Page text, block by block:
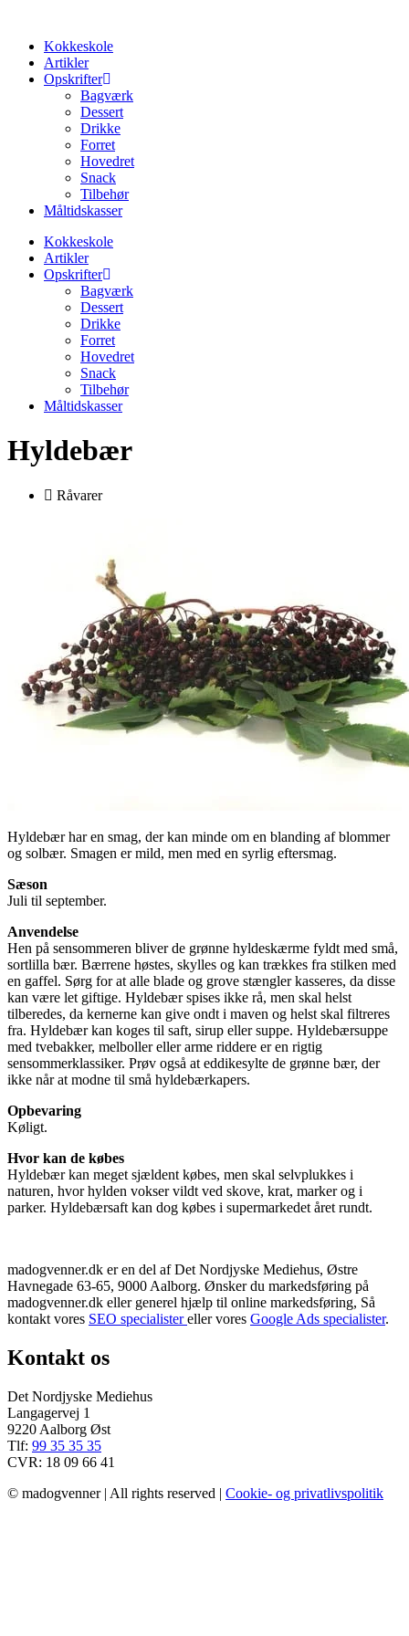
indholdKokkeskole
Artikler
Opskrifter
Bagværk
Dessert
Drikke
Forret
Hovedret
Snack
Tilbehør
Måltidskasser
Kokkeskole
Artikler
Opskrifter
Bagværk
Dessert
Drikke
Forret
Hovedret
Snack
Tilbehør
Måltidskasser
Hyldebær
Råvarer
Hyldebær har en smag, der kan minde om en blanding af blommer
og solbær. Smagen er mild, men med en syrlig eftersmag.
Sæson
Juli til september.
Anvendelse
Hen på sensommeren bliver de grønne hyldeskærme fyldt med små,
sortlilla bær. Bærrene høstes, skylles og kan trækkes fra stilken med
en gaffel. Sørg for at alle blade og grove stængler kasseres, da disse
kan være let giftige. Hyldebær spises ikke rå, men skal helst
tilberedes, da kernerne kan give ondt i maven og helst skal filtreres
fra. Hyldebær kan koges til saft, sirup eller suppe. Hyldebærsuppe
med tvebakker, melboller eller arme riddere er en rigtig
sensommerklassiker. Prøv også at eddikesylte de grønne bær, der
ikke når at modne til små hyldebærkapers.
Opbevaring
Køligt.
Hvor kan de købes
Hyldebær kan meget sjældent købes, men skal selvplukkes i
naturen, hvor hylden vokser vildt ved skove, krat, marker og i
parker. Hyldebærsaft kan dog købes i supermarkedet året rundt.
madogvenner.dk er en del af Det Nordjyske Mediehus, Østre
Havnegade 63-65, 9000 Aalborg. Ønsker du markedsføring på
madogvenner.dk eller generel hjælp til online markedsføring, Så
kontakt vores SEO specialistereller vores Google Ads specialister.
Kontakt os
Det Nordjyske Mediehus
Langagervej 1
9220 Aalborg Øst
Tlf: 99 35 35 35
CVR: 18 09 66 41
© madogvenner | All rights reserved | Cookie- og privatlivspolitik